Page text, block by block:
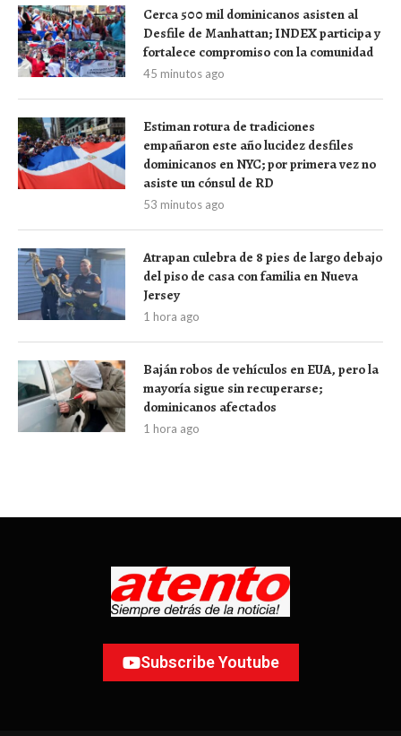
Cerca 500 mil dominicanos asisten al
Desfile de Manhattan; INDEX participa y
fortalece compromiso con la comunidad
45 minutos ago
Estiman rotura de tradiciones
empañaron este año lucidez desfiles
dominicanos en NYC; por primera vez no
asiste un cónsul de RD
53 minutos ago
Atrapan culebra de 8 pies de largo debajo
del piso de casa con familia en Nueva
Jersey
1 hora ago
Baján robos de vehículos en EUA, pero la
mayoría sigue sin recuperarse;
dominicanos afectados
1 hora ago
Subscribe Youtube